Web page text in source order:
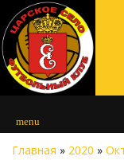
menu
Главная » 2020 »